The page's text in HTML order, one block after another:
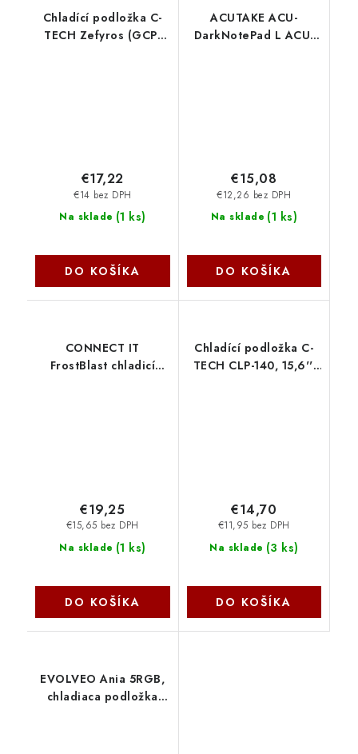
Chladící podložka C-
TECH Zefyros (GCP-
Na sklade (1 ks)
€14 bez DPH
€17,22
DO KOŠÍKA
ACUTAKE ACU-
DarkNotePad L ACU-
Na sklade (1 ks)
€12,26 bez DPH
€15,08
DO KOŠÍKA
CONNECT IT
FrostBlast chladicí
Na sklade (1 ks)
€15,65 bez DPH
€19,25
DO KOŠÍKA
Chladící podložka C-
TECH CLP-140, 15,6'',
Na sklade (3 ks)
€11,95 bez DPH
€14,70
DO KOŠÍKA
EVOLVEO Ania 5RGB,
chladiaca podložka